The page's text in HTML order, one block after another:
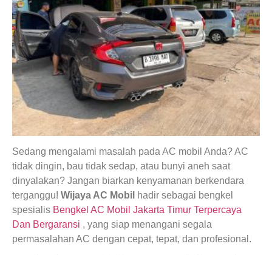
Sedang mengalami masalah pada AC mobil Anda? AC
tidak dingin, bau tidak sedap, atau bunyi aneh saat
dinyalakan? Jangan biarkan kenyamanan berkendara
terganggu! Wijaya AC Mobil hadir sebagai bengkel
spesialis Bengkel AC Mobil Jakarta Timur Terpercaya
Dan Bergaransi , yang siap menangani segala
permasalahan AC dengan cepat, tepat, dan profesional.